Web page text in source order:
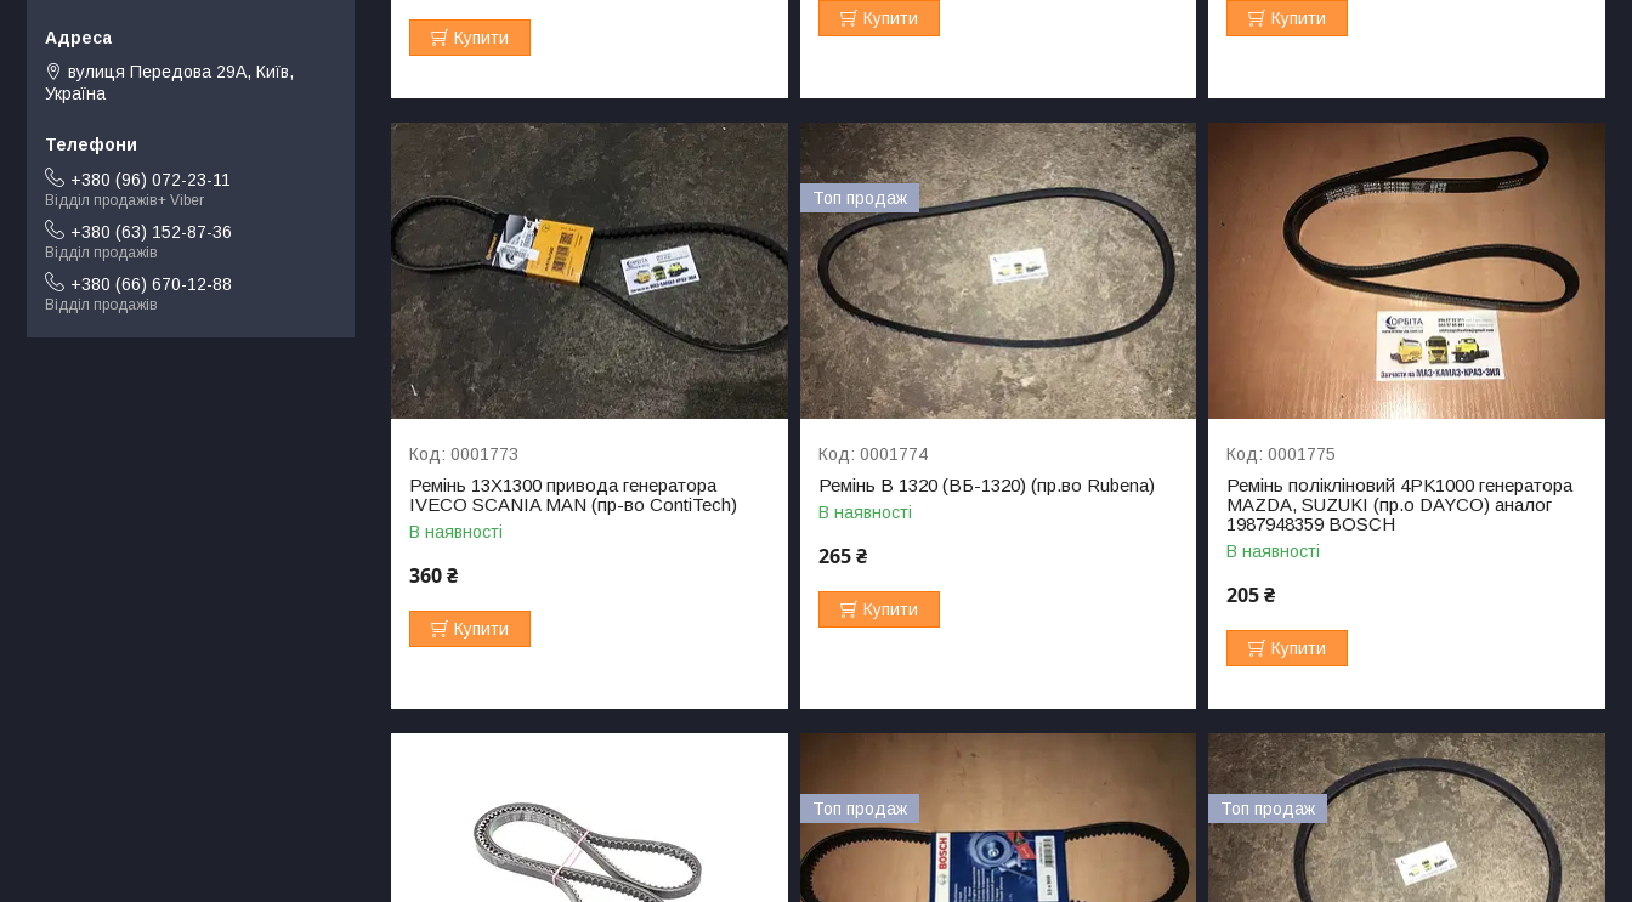
Купити
Купити Купити
0001773
Ремінь 13X1300 привода генератора
IVECO SCANIA MAN (пр-во ContiTech)
В наявності
360 ₴
Купити
Топ продаж
0001774
Ремінь B 1320 (ВБ-1320) (пр.во Rubena)
В наявності
265 ₴
Купити
0001775
Ремінь полікліновий 4PK1000 генератора
MAZDA, SUZUKI (пр.о DAYCO) аналог
1987948359 BOSCH
В наявності
205 ₴
Купити
Топ продаж Топ продаж
вулиця Передова 29А, Київ,
Україна
+380 (96) 072-23-11
Відділ продажів+ Viber
+380 (63) 152-87-36
Відділ продажів
+380 (66) 670-12-88
Відділ продажів